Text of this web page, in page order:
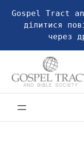
Gospel Tract
ділитися
через